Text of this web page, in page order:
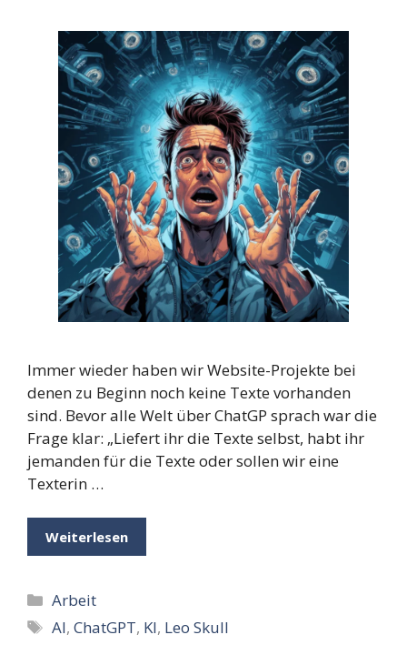
Immer wieder haben wir Website-Projekte bei
denen zu Beginn noch keine Texte vorhanden
sind. Bevor alle Welt über ChatGP sprach war die
Frage klar: „Liefert ihr die Texte selbst, habt ihr
jemanden für die Texte oder sollen wir eine
Texterin …
Weiterlesen
Kategorien
Arbeit
Schlagwörter
AI,ChatGPT, KI, Leo Skull